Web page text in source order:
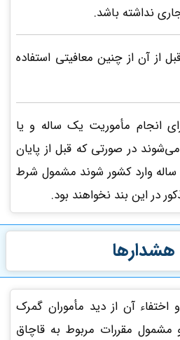
نداشته باشد.
آن از چنین معافیتی استفاده
انجام مأموریت یک ساله و یا
در صورتی که قبل از پایان
وارد کشور شوند مشمول شرط
در این بند نخواهند بود.
هشدارها
اختفاء آن از دید مأموران گمرک
مشمول مقررات مربوط به قاچاق